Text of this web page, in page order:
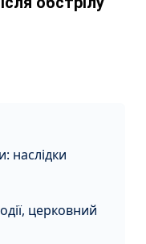
наслідки
церковний